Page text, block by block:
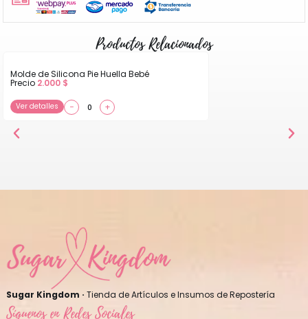
Productos Relacionados
Molde de Silicona Pie Huella Bebé
Precio 2.000 $
Ver detalles − +
Sugar Kingdom · Tienda de Artículos e Insumos de Repostería
Síguenos en Redes Sociales